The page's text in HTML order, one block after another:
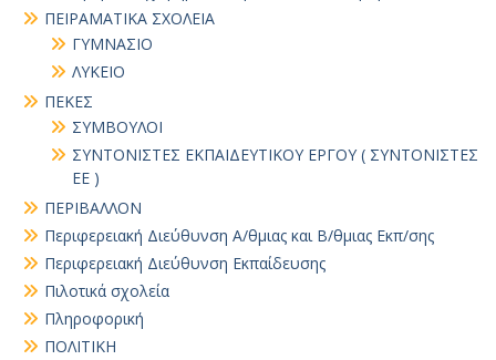
ΠΕΙΡΑΜΑΤΙΚΑ ΣΧΟΛΕΙΑ
ΓΥΜΝΑΣΙΟ
ΛΥΚΕΙΟ
ΠΕΚΕΣ
ΣΥΜΒΟΥΛΟΙ
ΣΥΝΤΟΝΙΣΤΕΣ ΕΚΠΑΙΔΕΥΤΙΚΟΥ ΕΡΓΟΥ ( ΣΥΝΤΟΝΙΣΤΕΣ
ΕΕ )
ΠΕΡΙΒΑΛΛΟΝ
Περιφερειακή Διεύθυνση Α/θμιας και Β/θμιας Εκπ/σης
Περιφερειακή Διεύθυνση Εκπαίδευσης
Πιλοτικά σχολεία
Πληροφορική
ΠΟΛΙΤΙΚΗ